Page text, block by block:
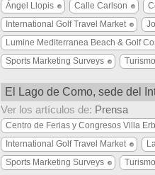
Ángel Llopis Calle Carlson
International Golf Travel Market
Lumine Mediterranea Beach & Golf
Sports Marketing Surveys
El Lago de Como, sede del
Ver los artículos de: Prensa
Centro de Ferias y Congresos Villa
International Golf Travel Market
Sports Marketing Surveys